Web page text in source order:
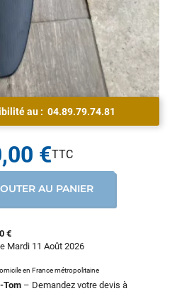
au : 04.89.79.74.81
€
Mardi 11 Août 2026
en France métropolitaine
Tom – Demandez votre devis à
€
AU PANIER